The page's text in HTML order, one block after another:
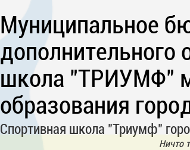
Муниципальное
дополнительного
школа "ТРИУМФ"
образования
Спортивная школа "Триумф"
Ничто